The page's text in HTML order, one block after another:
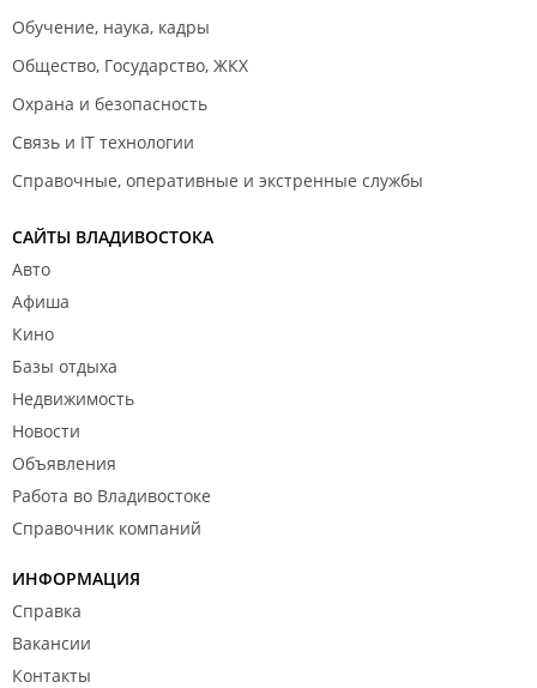
Обучение, наука, кадры
Общество, Государство, ЖКХ
Охрана и безопасность
Связь и IT технологии
Справочные, оперативные и экстренные службы
САЙТЫ ВЛАДИВОСТОКА
Авто
Афиша
Кино
Базы отдыха
Недвижимость
Новости
Объявления
Работа во Владивостоке
Справочник компаний
ИНФОРМАЦИЯ
Справка
Вакансии
Контакты